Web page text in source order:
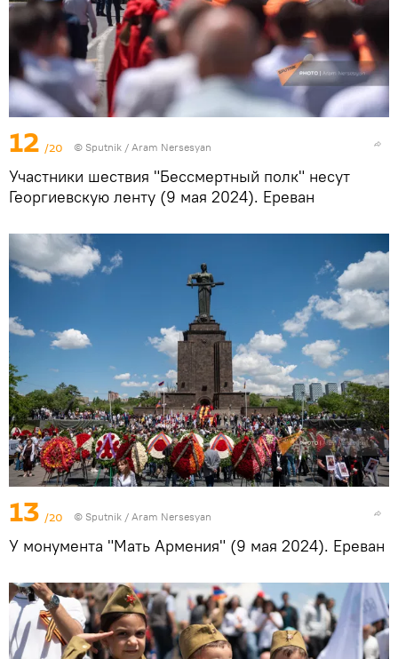
12 /20 © Sputnik / Aram Nersesyan
Участники шествия "Бессмертный полк" несут
Георгиевскую ленту (9 мая 2024). Еревaн
13 /20 © Sputnik / Aram Nersesyan
У монумента "Мать Армения" (9 мая 2024). Еревaн